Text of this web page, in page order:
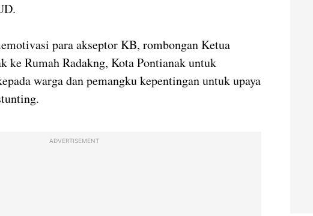
para akseptor KB, rombongan Ketua
ke Rumah Radakng, Kota Pontianak untuk
warga dan pemangku kepentingan untuk upaya
ADVERTISEMENT